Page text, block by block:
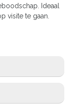
Ideaal
visite te gaan.